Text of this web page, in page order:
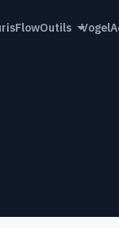
Outils